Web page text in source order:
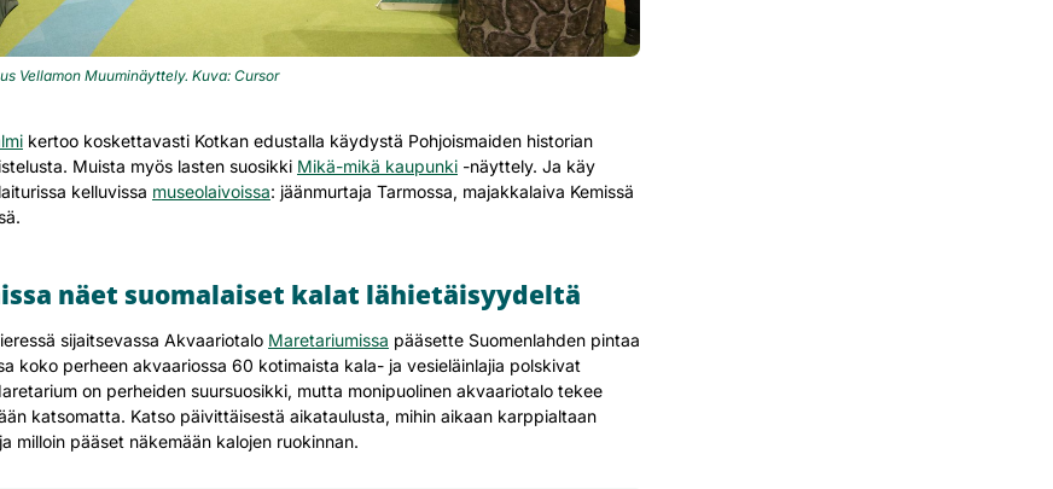
Vellamon Muuminäyttely. Kuva: Cursor
kertoo koskettavasti Kotkan edustalla käydystä Pohjoismaiden historian
Muista myös lasten suosikki Mikä-mikä kaupunki -näyttely. Ja käy
kelluvissa museolaivoissa: jäänmurtaja Tarmossa, majakkalaiva Kemissä
näet suomalaiset kalat lähietäisyydeltä
sijaitsevassa Akvaariotalo Maretariumissa pääsette Suomenlahden pintaa
koko perheen akvaariossa 60 kotimaista kala- ja vesieläinlajia polskivat
on perheiden suursuosikki, mutta monipuolinen akvaariotalo tekee
katsomatta. Katso päivittäisestä aikataulusta, mihin aikaan karppialtaan
milloin pääset näkemään kalojen ruokinnan.